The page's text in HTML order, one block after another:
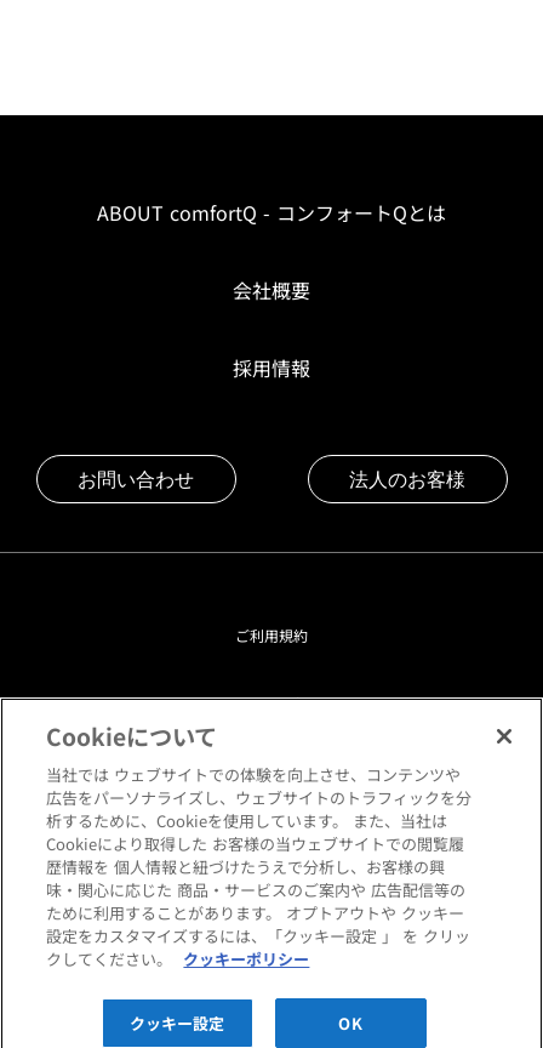
ABOUT comfortQ - コンフォートQとは
会社概要
採用情報
お問い合わせ 法人のお客様
Copyright © HANKYU HOME STYLING Co.,LTD All rights reserved.
ご利用規約
プライバシーポリシー
クッキーポリシー
閲覧環境について
サイトマップ
Cookieについて
当社では ウェブサイトでの体験を向上させ、コンテンツや
広告をパーソナライズし、ウェブサイトのトラフィックを分
析するために、Cookieを使用しています。 また、当社は
Cookieにより取得した お客様の当ウェブサイトでの閲覧履
歴情報を 個人情報と紐づけたうえで分析し、お客様の興
味・関心に応じた 商品・サービスのご案内や 広告配信等の
ために利用することがあります。 オプトアウトや クッキー
設定をカスタマイズするには、「クッキー設定 」 を クリッ
クしてください。
クッキーポリシー
クッキー設定 OK